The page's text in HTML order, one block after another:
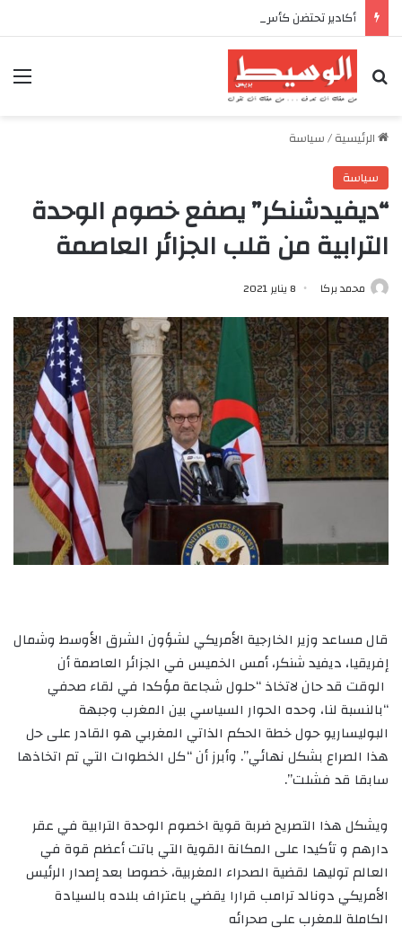
بحث عن
الرئيسية/سياسة
سياسة
“ديفيدشنكر” يصفع خصوم الوحدة
الترابية من قلب الجزائر العاصمة
محمد بركا 8 يناير 2021
قال مساعد وزير الخارجية الأمريكي لشؤون الشرق الأوسط وشمال
إفريقيا، ديفيد شنكر، أمس الخميس في الجزائر العاصمة أن
الوقت قد حان لاتخاذ “حلول شجاعة مؤكدا في لقاء صحفي
“بالنسبة لنا، وحده الحوار السياسي بين المغرب وجبهة
البوليساريو حول خطة الحكم الذاتي المغربي هو القادر على حل
هذا الصراع بشكل نهائي”. وأبرز أن “كل الخطوات التي تم اتخاذها
سابقا قد فشلت”.
ويشكل هذا التصريح ضربة قوية اخصوم الوحدة الترابية في عقر
دارهم و تأكيدا على المكانة القوية التي باتت أعظم قوة في
العالم توليها لقضية الصحراء المغربية، خصوصا بعد إصدار الرئيس
الأمريكي دونالد ترامب قرارا يقضي باعتراف بلاده بالسيادة
الكاملة للمغرب على صحرائه